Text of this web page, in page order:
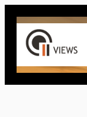
Saltar
contenido